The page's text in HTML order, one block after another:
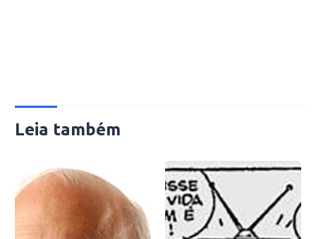
Leia também